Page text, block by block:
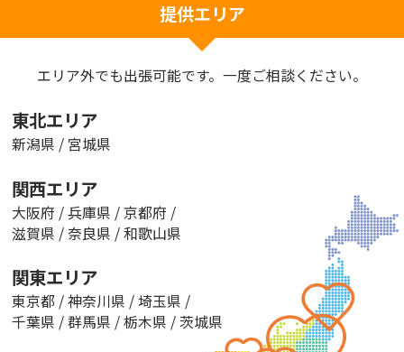
提供エリア
エリア外でも出張可能です。一度ご相談ください。
東北エリア
新潟県 / 宮城県
関西エリア
大阪府 /兵庫県 /京都府 /
滋賀県 /奈良県 /和歌山県
関東エリア
東京都 /神奈川県 /埼玉県 /
千葉県 /群馬県 /栃木県 /茨城県